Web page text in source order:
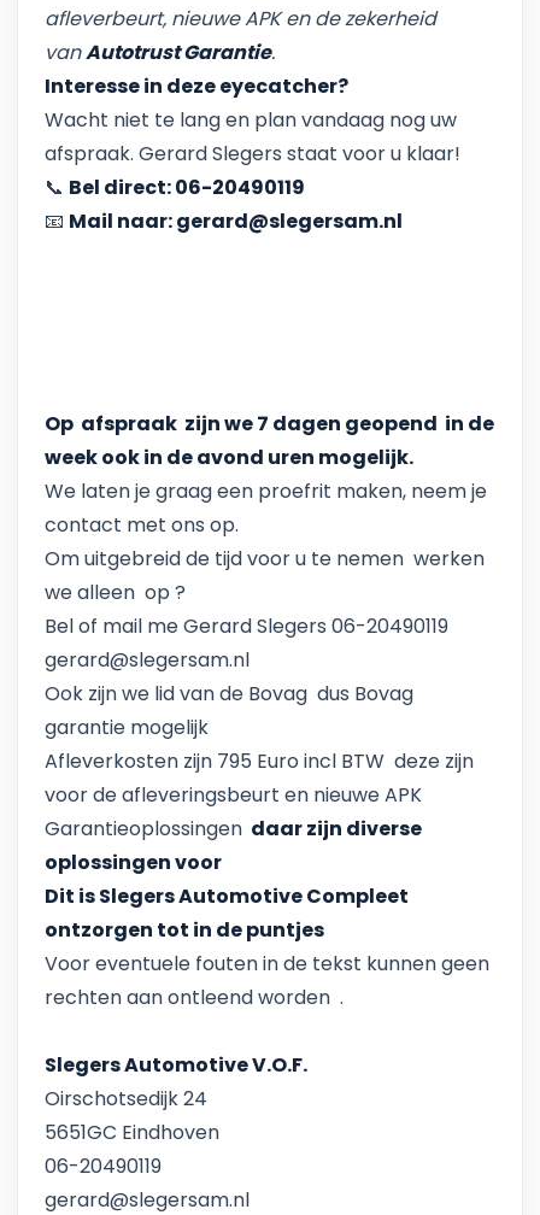
afleverbeurt, nieuwe APK en de zekerheid
vanAutotrust Garantie.
Interesse in deze eyecatcher?
Wacht niet te lang en plan vandaag nog uw
afspraak. Gerard Slegers staat voor u klaar!
📞 Bel direct: 06-20490119
📧 Mail naar: gerard@slegersam.nl
Op afspraak zijn we 7 dagen geopend in de
week ook in de avond uren mogelijk.
We laten je graag een proefrit maken, neem je
contact met ons op.
Om uitgebreid de tijd voor u te nemen werken
we alleen op ?
Bel of mail me Gerard Slegers 06-20490119
gerard@slegersam.nl
Ook zijn we lid van de Bovag dus Bovag
garantie mogelijk
Afleverkosten zijn 795 Euro incl BTW deze zijn
voor de afleveringsbeurt en nieuwe APK
Garantieoplossingen daar zijn diverse
oplossingen voor
Dit is Slegers Automotive Compleet
ontzorgen tot in de puntjes
Voor eventuele fouten in de tekst kunnen geen
rechten aan ontleend worden .
Slegers Automotive V.O.F.
Oirschotsedijk 24
5651GC Eindhoven
06-20490119
gerard@slegersam.nl